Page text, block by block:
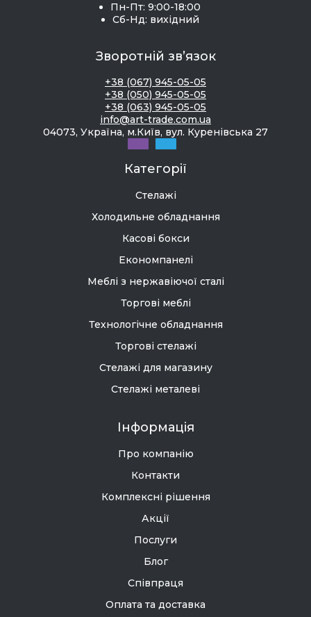
Пн-Пт: 9:00-18:00
Сб-Нд: вихідний
Зворотній зв’язок
+38 (067) 945-05-05
+38 (050) 945-05-05
+38 (063) 945-05-05
info@art-trade.com.ua
04073, Україна, м.Київ, вул. Куренівська 27
Категорії
Стелажі
Холодильне обладнання
Касові бокси
Економпанелі
Меблі з нержавіючої сталі
Торгові меблі
Технологічне обладнання
Торгові стелажі
Стелажі для магазину
Стелажі металеві
Інформація
Про компанію
Контакти
Комплексні рішення
Акції
Послуги
Блог
Співпраця
Оплата та доставка